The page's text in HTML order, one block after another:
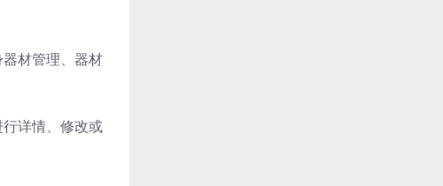
材管理、器材
详情、修改或